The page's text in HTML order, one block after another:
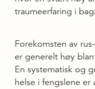
traumeerfaring i
Forekomsten av
er generelt høy
En systematisk og
helse i fengslene